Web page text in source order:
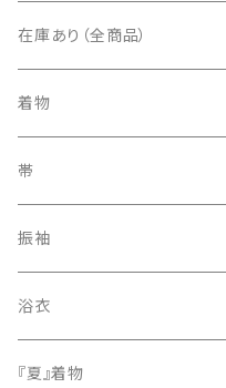
在庫あり（全商品）
着物
訪問着・付下げ
紬
色無地
小紋
帯
袋帯
名古屋帯
振袖
浴衣
『夏』着物